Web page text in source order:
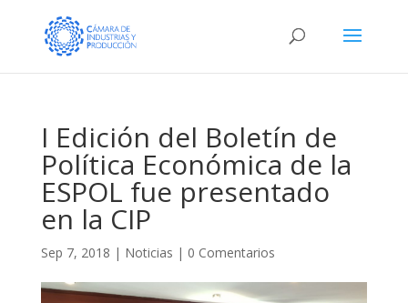
I Edición del Boletín de
Política Económica de la
ESPOL fue presentado
en la CIP
Sep 7, 2018 | Noticias | 0 Comentarios